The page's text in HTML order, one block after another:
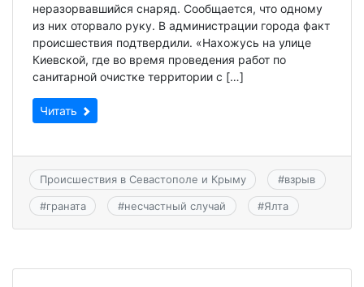
неразорвавшийся снаряд. Сообщается, что одному
из них оторвало руку. В администрации города факт
происшествия подтвердили. «Нахожусь на улице
Киевской, где во время проведения работ по
санитарной очистке территории с […]
Читать
Происшествия в Севастополе и Крыму #взрыв
#граната #несчастный случай #Ялта